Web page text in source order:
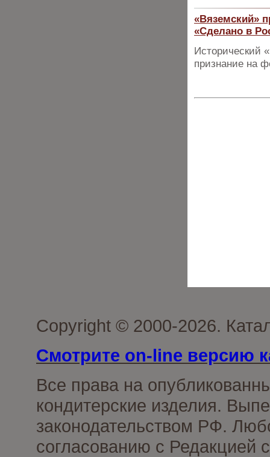
«Вяземский»
«Сделано в
Исторический
признание на
Copyright © 2000-2026.
Смотрите on-line версию
Все права на
кондитерские изделия.
законодательством РФ.
согласованию с Редакцией